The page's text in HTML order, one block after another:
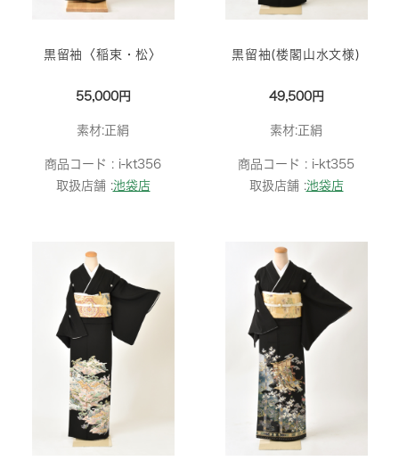
黒留袖〈稲束・松〉
55,000円
素材:正絹
商品コード : i-kt356
取扱店舗 :池袋店
黒留袖(楼閣山水文様)
49,500円
素材:正絹
商品コード : i-kt355
取扱店舗 :池袋店